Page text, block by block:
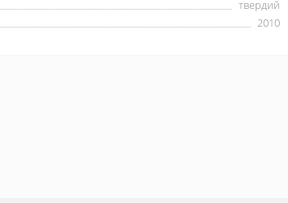
твердий
2010